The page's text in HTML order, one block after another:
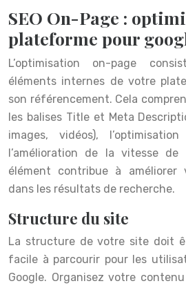
SEO On-Page :
plateforme pour
L’optimisation on-page
éléments internes de votre
son référencement. Cela
les balises Title et Meta
images, vidéos),
l’amélioration de la vitesse de
élément contribue à améliorer
dans les résultats de recherche.
Structure du site
La structure de votre site doit
facile à parcourir pour les
Google. Organisez votre